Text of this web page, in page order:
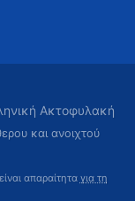
Ακτοφυλακή
και ανοιχτού
απαραίτητα για τη